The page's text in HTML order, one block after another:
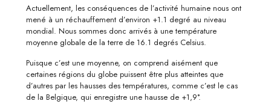
Actuellement, les conséquences de l’activité humaine nous ont
mené à un réchauffement d’environ +1.1 degré au niveau
mondial. Nous sommes donc arrivés à une température
moyenne globale de la terre de 16.1 degrés Celsius.
Puisque c’est une moyenne, on comprend aisément que
certaines régions du globe puissent être plus atteintes que
d’autres par les hausses des températures, comme c’est le cas
de la Belgique, qui enregistre une hausse de +1,9°.